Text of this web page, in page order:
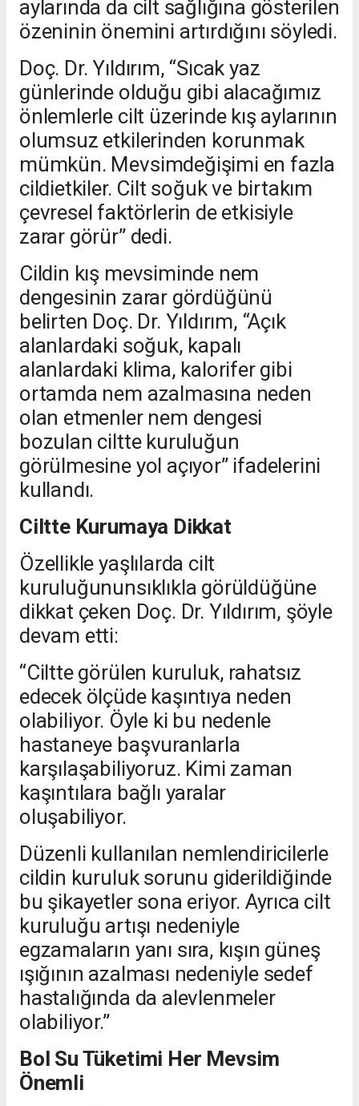
aylarında da cilt sağlığına gösterilen
özeninin önemini artırdığını söyledi.
Doç. Dr. Yıldırım, “Sıcak yaz
günlerinde olduğu gibi alacağımız
önlemlerle cilt üzerinde kış aylarının
olumsuz etkilerinden korunmak
mümkün. Mevsimdeğişimi en fazla
cildietkiler. Cilt soğuk ve birtakım
çevresel faktörlerin de etkisiyle
zarar görür” dedi.
Cildin kış mevsiminde nem
dengesinin zarar gördüğünü
belirten Doç. Dr. Yıldırım, “Açık
alanlardaki soğuk, kapalı
alanlardaki klima, kalorifer gibi
ortamda nem azalmasına neden
olan etmenler nem dengesi
bozulan ciltte kuruluğun
görülmesine yol açıyor” ifadelerini
kullandı.
Ciltte Kurumaya Dikkat
Özellikle yaşlılarda cilt
kuruluğununsıklıkla görüldüğüne
dikkat çeken Doç. Dr. Yıldırım, şöyle
devam etti:
“Ciltte görülen kuruluk, rahatsız
edecek ölçüde kaşıntıya neden
olabiliyor. Öyle ki bu nedenle
hastaneye başvuranlarla
karşılaşabiliyoruz. Kimi zaman
kaşıntılara bağlı yaralar
oluşabiliyor.
Düzenli kullanılan nemlendiricilerle
cildin kuruluk sorunu giderildiğinde
bu şikayetler sona eriyor. Ayrıca cilt
kuruluğu artışı nedeniyle
egzamaların yanı sıra, kışın güneş
ışığının azalması nedeniyle sedef
hastalığında da alevlenmeler
olabiliyor.”
Bol Su Tüketimi Her Mevsim
Önemli